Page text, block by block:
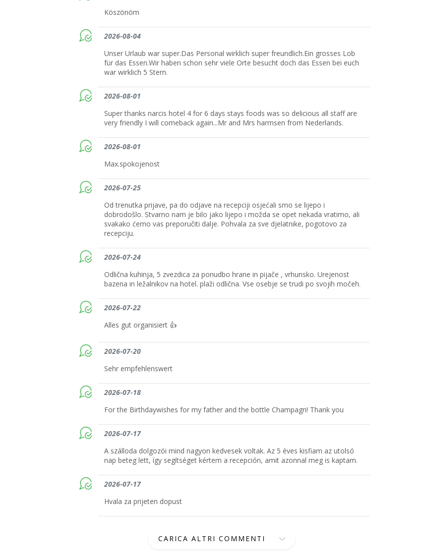
Köszönöm
2026-08-04
Unser Urlaub war super.Das Personal wirklich super freundlich.Ein grosses Lob
für das Essen.Wir haben schon sehr viele Orte besucht doch das Essen bei euch
war wirklich 5 Stern.
2026-08-01
Super thanks narcis hotel 4 for 6 days stays foods was so delicious all staff are
very friendly I will comeback again...Mr and Mrs harmsen from Nederlands.
2026-08-01
Max.spokojenost
2026-07-25
Od trenutka prijave, pa do odjave na recepciji osjećali smo se lijepo i
dobrodošlo. Stvarno nam je bilo jako lijepo i možda se opet nekada vratimo, ali
svakako ćemo vas preporučiti dalje. Pohvala za sve djelatnike, pogotovo za
recepciju.
2026-07-24
Odlična kuhinja, 5 zvezdica za ponudbo hrane in pijače , vrhunsko. Urejenost
bazena in ležalnikov na hotel. plaži odlična. Vse osebje se trudi po svojih močeh.
2026-07-22
Alles gut organisiert 👍
2026-07-20
Sehr empfehlenswert
2026-07-18
For the Birthdaywishes for my father and the bottle Champagn! Thank you
2026-07-17
A szálloda dolgozói mind nagyon kedvesek voltak. Az 5 éves kisfiam az utolsó
nap beteg lett, így segítséget kértem a recepción, amit azonnal meg is kaptam.
2026-07-17
Hvala za prijeten dopust
CARICA ALTRI COMMENTI